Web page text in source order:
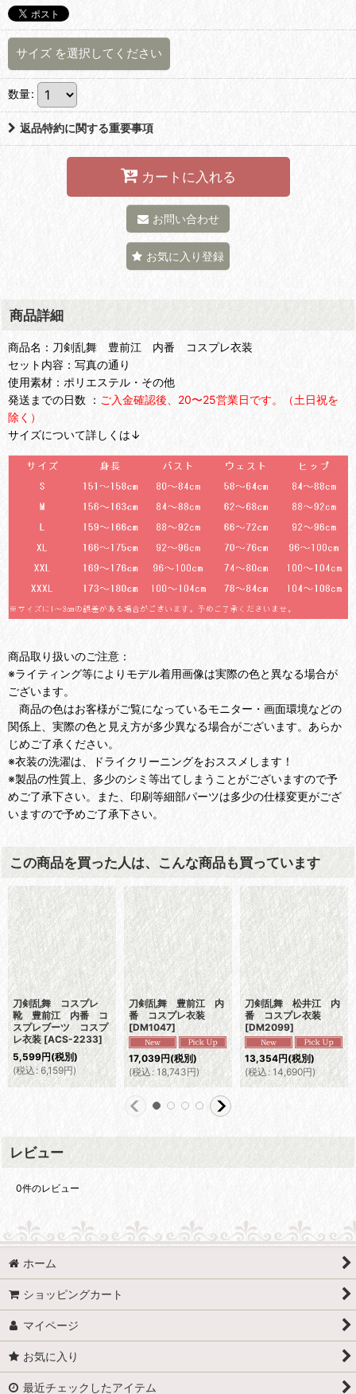
サイズ を選択してください
数量:
返品特約に関する重要事項
カートに入れる
お問い合わせ
お気に入り登録
商品詳細
商品名：刀剣乱舞 豊前江 内番 コスプレ衣装
セット内容：写真の通り
使用素材：ポリエステル・その他
発送までの日数 ： ご入金確認後、20〜25営業日です。（土日祝を
除く）
サイズについて詳しくは↓
商品取り扱いのご注意：
※ライティング等によりモデル着用画像は実際の色と異なる場合が
ございます。
商品の色はお客様がご覧になっているモニター・画面環境などの
関係上、実際の色と見え方が多少異なる場合がございます。あらか
じめご了承ください。
※衣装の洗濯は、ドライクリーニングをおススメします！
※製品の性質上、多少のシミ等出てしまうことがございますので予
めご了承下さい。また、印刷等細部パーツは多少の仕様変更がござ
いますので予めご了承下さい。
この商品を買った人は、こんな商品も買っています
刀剣乱舞 コスプレ
靴 豊前江 内番 コ
スプレブーツ コスプ
レ衣装 [ACS-2233]
5,599円(税別)
(税込 : 6,159円)
刀剣乱舞 豊前江 内
番 コスプレ衣装
[DM1047]
17,039円(税別)
(税込 : 18,743円)
刀剣乱舞 松井江 内
番 コスプレ衣装
[DM2099]
13,354円(税別)
(税込: 14,690円)
レビュー
0件のレビュー
ホーム
ショッピングカート
マイページ
お気に入り
最近チェックしたアイテム